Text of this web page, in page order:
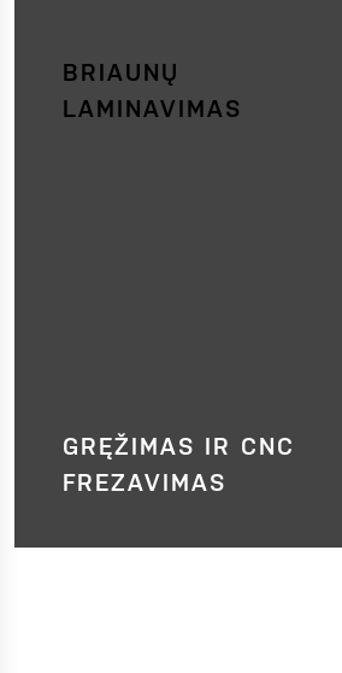
BRIAUNŲ
LAMINAVIMAS
GRĘŽIMAS IR CNC
FREZAVIMAS